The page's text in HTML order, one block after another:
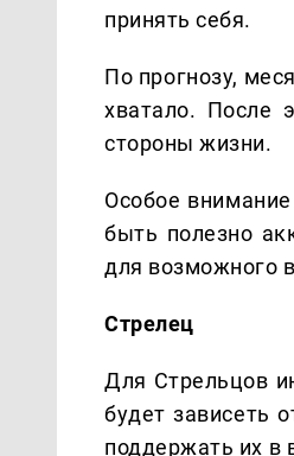
принять себя.
По прогнозу,
хватало. После
стороны жизни.
Особое
быть полезно
для возможного
Стрелец
Для Стрельцов
будет зависеть
поддержать их в